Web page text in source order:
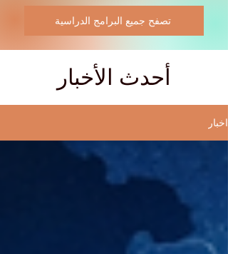
تصفح جميع البرامج الدراسية
أحدث الأخبار
اخبار